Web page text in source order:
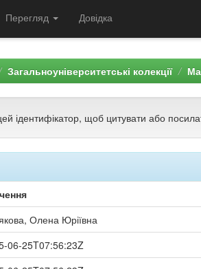
Перегляд Довідка
Загальноуніверситетські колекції
ідентифікатор, щоб цитувати або
Олена Юріївна
06-25T07:56:23Z